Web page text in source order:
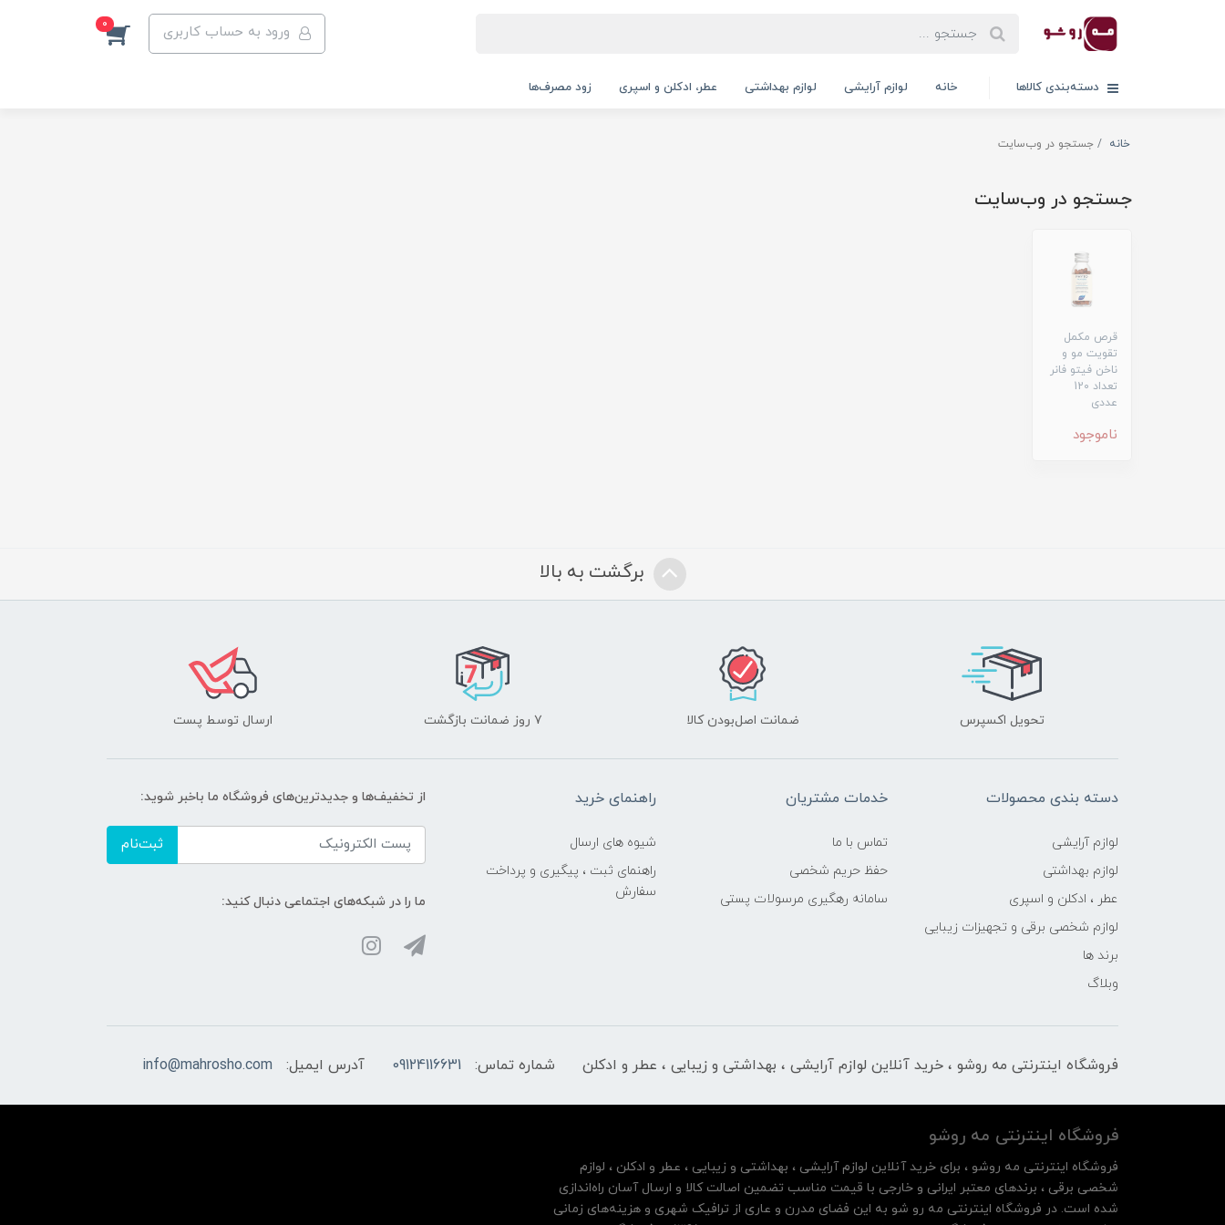
ورود به حساب کاربری 0
دسته‌بندی کالاها خانه لوازم آرایشی لوازم بهداشتی عطر، ادکلن و اسپری زود مصرف‌ها
خانه جستجو در وب‌سایت
جستجو در وب‌سایت
قرص مکمل
تقویت مو و
ناخن فیتو فانر
تعداد 120
عددی
ناموجود
برگشت به بالا
تحویل اکسپرس ضمانت اصل‌بودن کالا ۷ روز ضمانت بازگشت ارسال توسط پست
دسته بندی محصولات
لوازم آرایشی
لوازم بهداشتی
عطر ، ادکلن و اسپری
لوازم شخصی برقی و تجهیزات زیبایی
برند ها
وبلاگ
خدمات مشتریان
تماس با ما
حفظ حریم شخصی
سامانه رهگیری مرسولات پستی
راهنمای خرید
شیوه های ارسال
راهنمای ثبت ، پیگیری و پرداخت
سفارش
از تخفیف‌ها و جدیدترین‌های فروشگاه ما باخبر شوید:
ثبت‌نام
ما را در شبکه‌های اجتماعی دنبال کنید:
فروشگاه اینترنتی مه‌ رو‌شو ، خرید آنلاین لوازم آرایشی ، بهداشتی و زیبایی ، عطر و ادکلن شماره تماس: 09124116631 آدرس ایمیل: info@mahrosho.com
فروشگاه اینترنتی مه‌ رو‌شو
فروشگاه اینترنتی مه‌ رو‌شو ، برای خرید آنلاین لوازم آرایشی ، بهداشتی و زیبایی ، عطر و ادکلن ، لوازم
شخصی برقی ، برندهای معتبر ایرانی و خارجی با قیمت مناسب تضمین اصالت کالا و ارسال آسان راه‌اندازی
شده است. در فروشگاه اینترنتی مه رو شو به این فضای مدرن و عاری از ترافیک شهری و هزینه‌های زمانی